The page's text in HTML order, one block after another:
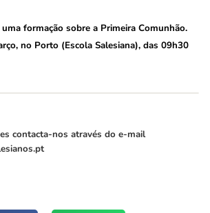
formação sobre a Primeira Comunhão.
no Porto (Escola Salesiana), das 09h30
contacta-nos através do e-mail